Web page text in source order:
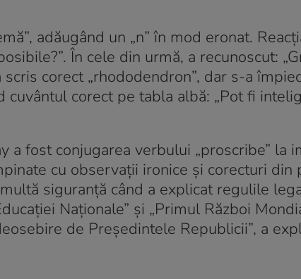
adăugând un „n” în mod eronat.
În cele din urmă, a recunoscut:
corect „rhododendron”, dar s-a
corect pe tabla albă: „Pot fi
a fost conjugarea verbului „proscribe” la
cu observații ironice și corecturi din
siguranță când a explicat regulile
Naționale” și „Primul Război
de Președintele Republicii”, a